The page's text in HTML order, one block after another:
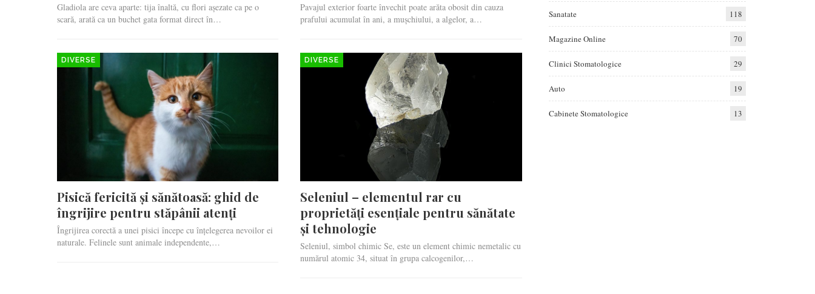
Gladiola are ceva aparte: tija înaltă, cu flori așezate ca pe o
scară, arată ca un buchet gata format direct în…
Pavajul exterior foarte învechit poate arăta obosit din cauza
prafului acumulat în ani, a mușchiului, a algelor, a…
DIVERSE
Pisică fericită și sănătoasă: ghid de
îngrijire pentru stăpânii atenți
Îngrijirea corectă a unei pisici începe cu înțelegerea nevoilor ei
naturale. Felinele sunt animale independente,…
DIVERSE
Seleniul – elementul rar cu
proprietăți esențiale pentru sănătate
și tehnologie
Seleniul, simbol chimic Se, este un element chimic nemetalic cu
numărul atomic 34, situat în grupa calcogenilor,…
Sanatate 118
Magazine Online 70
Clinici Stomatologice 29
Auto 19
Cabinete Stomatologice 13